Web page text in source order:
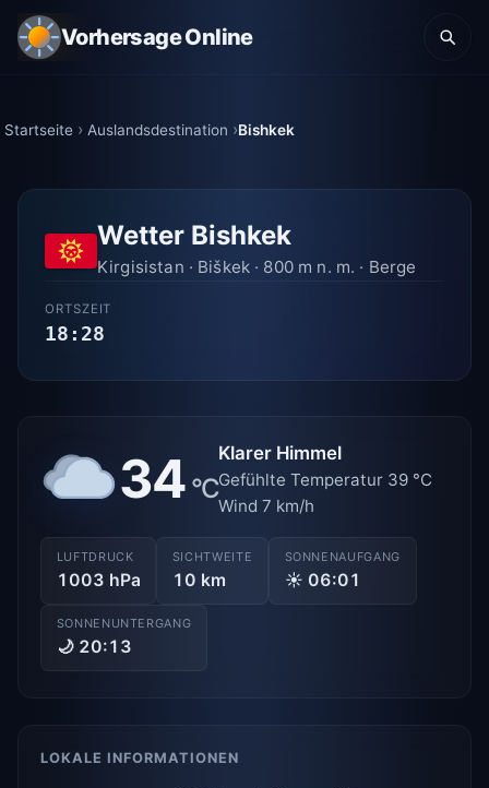
Vorhersage Online
Startseite Auslandsdestination Bishkek
Wetter Bishkek
Kirgisistan · Biškek · 800 m n. m. · Berge
ORTSZEIT
18:28
34 °C
Klarer Himmel
Gefühlte Temperatur 39 °C
Wind 7 km/h
LUFTDRUCK
1003 hPa
SICHTWEITE
10 km
SONNENAUFGANG
☀ 06:01
SONNENUNTERGANG
🌙 20:13
LOKALE INFORMATIONEN